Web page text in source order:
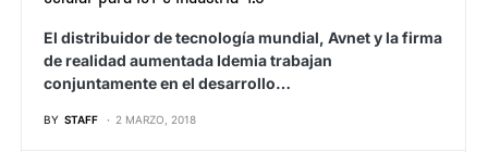
El distribuidor de tecnología mundial, Avnet y la firma
de realidad aumentada Idemia trabajan
conjuntamente en el desarrollo…
BY STAFF 2 MARZO, 2018